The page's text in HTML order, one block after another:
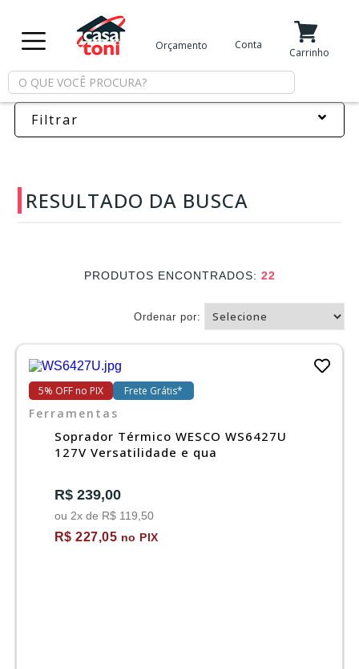
Minha Conta
Meus Favoritos
Departamentos
Tintas
Casa
Ferramentas
PROMOÇÃO
Orçamento Conta
Carrinho
Filtrar
RESULTADO DA BUSCA
PRODUTOS ENCONTRADOS: 22
Ordenar por:
5% OFF no PIX Frete Grátis*
Ferramentas
Soprador Térmico WESCO WS6427U
127V Versatilidade e qua
R$ 239,00
ou 2x de R$ 119,50
R$ 227,05 no PIX